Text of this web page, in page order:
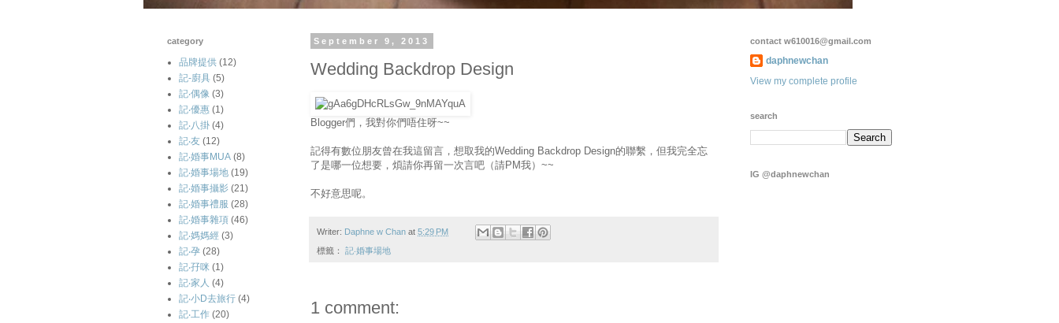
September 9, 2013
Wedding Backdrop Design
Blogger們，我對你們唔住呀~~
記得有數位朋友曾在我這留言，想取我的Wedding Backdrop Design的聯繫，但我完全忘
了是哪一位想要，煩請你再留一次言吧（請PM我）~~
不好意思呢。
Writer: Daphne w Chan at 5:29 PM
標籤： 記‧婚事場地
1 comment:
category
品牌提供 (12)
記-廚具 (5)
記‧偶像 (3)
記‧優惠 (1)
記‧八掛 (4)
記‧友 (12)
記‧婚事MUA (8)
記‧婚事場地 (19)
記‧婚事攝影 (21)
記‧婚事禮服 (28)
記‧婚事雜項 (46)
記‧媽媽經 (3)
記‧孕 (28)
記‧孖咪 (1)
記‧家人 (4)
記‧小D去旅行 (4)
記‧工作 (20)
contact w610016@gmail.com
daphnewchan
View my complete profile
search
IG @daphnewchan